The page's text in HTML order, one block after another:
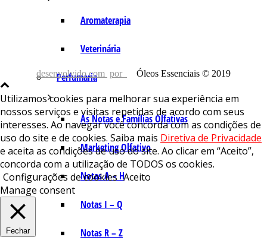
Aromaterapia
Veterinária
Perfumaria
As Notas e Famílias Olfativas
Marketing Olfativo
Notas A – H
Notas I – Q
Notas R – Z
desenvolvido com por Óleos Essenciais © 2019
Utilizamos cookies para melhorar sua experiência em
nossos serviços e visitas repetidas de acordo com seus
interesses. Ao navegar você concorda com as condições de
uso do site e de cookies. Saiba mais Diretiva de Privacidade
e aceita as condições de uso do site. Ao clicar em “Aceito”,
concorda com a utilização de TODOS os cookies.
Configurações de cookies Aceito
Manage consent
Fechar